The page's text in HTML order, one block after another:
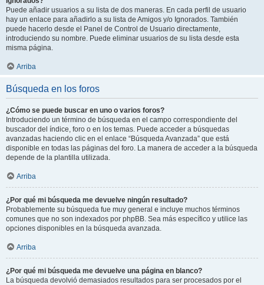
Puede añadir usuarios a su lista de dos maneras. En cada perfil de usuario
hay un enlace para añadirlo a su lista de Amigos y/o Ignorados. También
puede hacerlo desde el Panel de Control de Usuario directamente,
introduciendo su nombre. Puede eliminar usuarios de su lista desde esta
misma página.
Arriba
Búsqueda en los foros
¿Cómo se puede buscar en uno o varios foros?
Introduciendo un término de búsqueda en el campo correspondiente del
buscador del índice, foro o en los temas. Puede acceder a búsquedas
avanzadas haciendo clic en el enlace “Búsqueda Avanzada” que está
disponible en todas las páginas del foro. La manera de acceder a la búsqueda
depende de la plantilla utilizada.
Arriba
¿Por qué mi búsqueda me devuelve ningún resultado?
Probablemente su búsqueda fue muy general e incluye muchos términos
comunes que no son indexados por phpBB. Sea más específico y utilice las
opciones disponibles en la búsqueda avanzada.
Arriba
¿Por qué mi búsqueda me devuelve una página en blanco?
La búsqueda devolvió demasiados resultados para ser procesados por el